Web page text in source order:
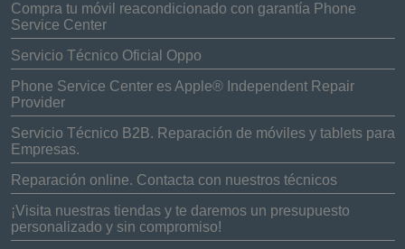
Compra tu móvil reacondicionado con garantía Phone
Service Center
Servicio Técnico Oficial Oppo
Phone Service Center es Apple® Independent Repair
Provider
Servicio Técnico B2B. Reparación de móviles y tablets para
Empresas.
Reparación online. Contacta con nuestros técnicos
¡Visita nuestras tiendas y te daremos un presupuesto
personalizado y sin compromiso!